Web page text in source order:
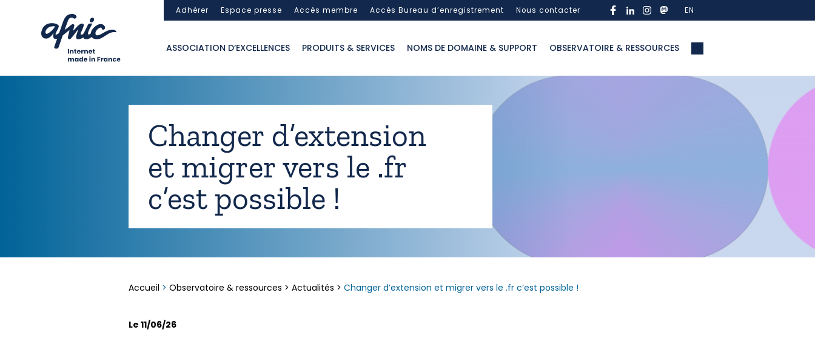
Adhérer Espace presse Accès membre Accès Bureau d’enregistrement Nous contacter EN
ASSOCIATION D’EXCELLENCES PRODUITS & SERVICES NOMS DE DOMAINE & SUPPORT OBSERVATOIRE & RESSOURCES
Changer d’extension
et migrer vers le .fr
c’est possible !
Accueil > Observatoire & ressources > Actualités > Changer d’extension et migrer vers le .fr c’est possible !
Le 11/06/26